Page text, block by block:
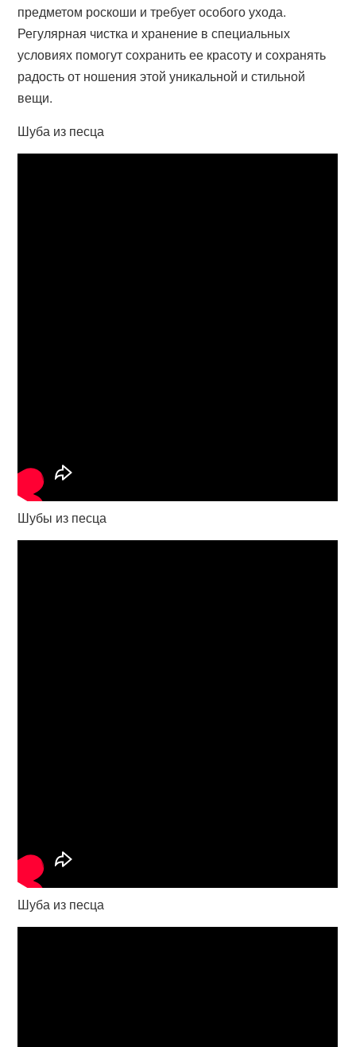
предметом роскоши и требует особого ухода.
Регулярная чистка и хранение в специальных
условиях помогут сохранить ее красоту и сохранять
радость от ношения этой уникальной и стильной
вещи.
Шуба из песца
Шубы из песца
Шуба из песца